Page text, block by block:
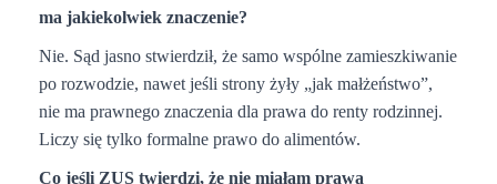
ma jakiekolwiek znaczenie?
Nie. Sąd jasno stwierdził, że samo wspólne zamieszkiwanie
po rozwodzie, nawet jeśli strony żyły „jak małżeństwo”,
nie ma prawnego znaczenia dla prawa do renty rodzinnej.
Liczy się tylko formalne prawo do alimentów.
Co jeśli ZUS twierdzi, że nie miałam prawa